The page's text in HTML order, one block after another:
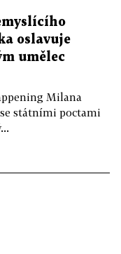
oslavuje
umělec
Milana
státními poctami